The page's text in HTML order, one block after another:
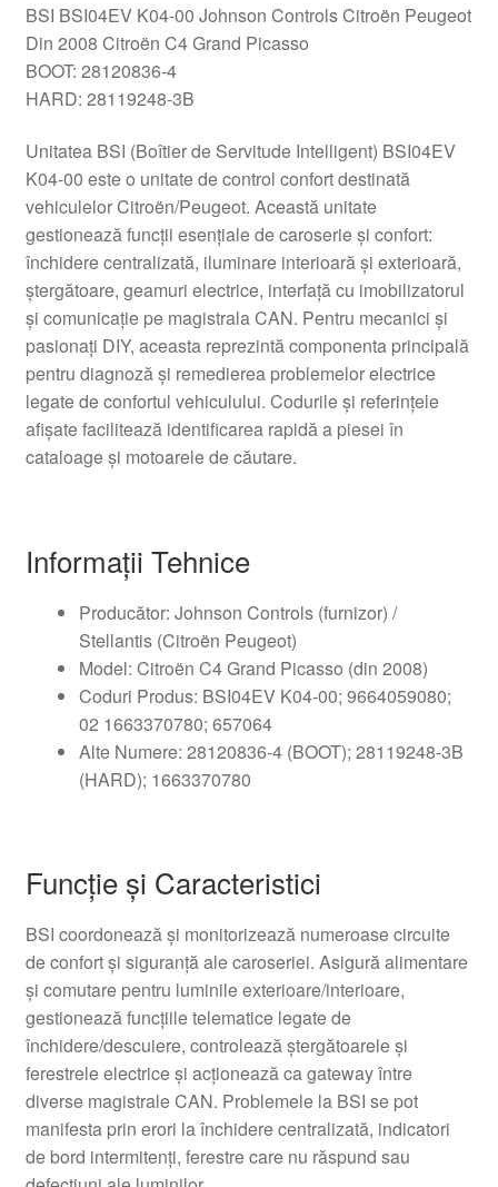
BSI BSI04EV K04-00 Johnson Controls Citroën Peugeot
Din 2008 Citroën C4 Grand Picasso
BOOT: 28120836-4
HARD: 28119248-3B
Unitatea BSI (Boîtier de Servitude Intelligent) BSI04EV
K04-00 este o unitate de control confort destinată
vehiculelor Citroën/Peugeot. Această unitate
gestionează funcții esențiale de caroserie și confort:
închidere centralizată, iluminare interioară și exterioară,
ștergătoare, geamuri electrice, interfață cu imobilizatorul
și comunicație pe magistrala CAN. Pentru mecanici și
pasionați DIY, aceasta reprezintă componenta principală
pentru diagnoză și remedierea problemelor electrice
legate de confortul vehiculului. Codurile și referințele
afișate facilitează identificarea rapidă a piesei în
cataloage și motoarele de căutare.
Informații Tehnice
Producător: Johnson Controls (furnizor) /
Stellantis (Citroën Peugeot)
Model: Citroën C4 Grand Picasso (din 2008)
Coduri Produs: BSI04EV K04-00; 9664059080;
02 1663370780; 657064
Alte Numere: 28120836-4 (BOOT); 28119248-3B
(HARD); 1663370780
Funcție și Caracteristici
BSI coordonează și monitorizează numeroase circuite
de confort și siguranță ale caroseriei. Asigură alimentare
și comutare pentru luminile exterioare/interioare,
gestionează funcțiile telematice legate de
închidere/descuiere, controlează ștergătoarele și
ferestrele electrice și acționează ca gateway între
diverse magistrale CAN. Problemele la BSI se pot
manifesta prin erori la închidere centralizată, indicatori
de bord intermitenți, ferestre care nu răspund sau